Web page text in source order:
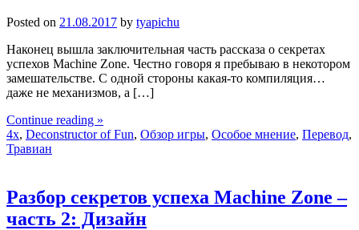
Posted on 21.08.2017 by tyapichu
Наконец вышла заключительная часть рассказа о секретах
успехов Machine Zone. Честно говоря я пребываю в некотором
замешательстве. С одной стороны какая-то компиляция…
даже не механизмов, а […]
Continue reading »
4x, Deconstructor of Fun, Обзор игры, Особое мнение, Перевод,
Травиан
Разбор секретов успеха Machine Zone –
часть 2: Дизайн